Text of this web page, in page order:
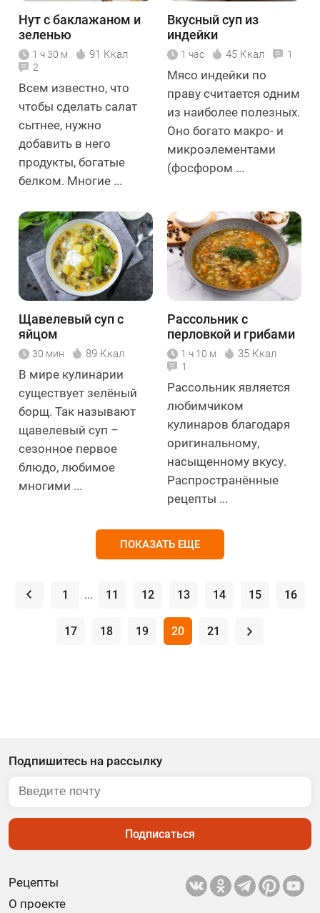
Нут с баклажаном и
зеленью
1 ч 30 м 91 Ккал
2
Всем известно, что
чтобы сделать салат
сытнее, нужно
добавить в него
продукты, богатые
белком. Многие ...
Вкусный суп из
индейки
1 час 45 Ккал 1
Мясо индейки по
праву считается одним
из наиболее полезных.
Оно богато макро- и
микроэлементами
(фосфором ...
Щавелевый суп с
яйцом
30 мин 89 Ккал
В мире кулинарии
существует зелёный
борщ. Так называют
щавелевый суп –
сезонное первое
блюдо, любимое
многими ...
Рассольник с
перловкой и грибами
1 ч 10 м 35 Ккал
1
Рассольник является
любимчиком
кулинаров благодаря
оригинальному,
насыщенному вкусу.
Распространённые
рецепты ...
ПОКАЗАТЬ ЕЩЕ
. 1 ... 11 12 13 14 15 16
17 18 19 20 21 .
Рецепты
О проекте
Подпишитесь на рассылку
Подписаться